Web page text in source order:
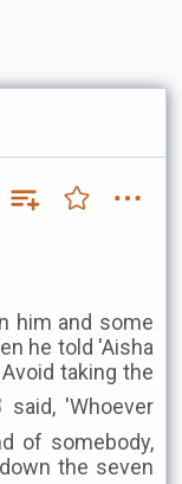
him and some
he told 'Aisha
taking the
of somebody,
the seven